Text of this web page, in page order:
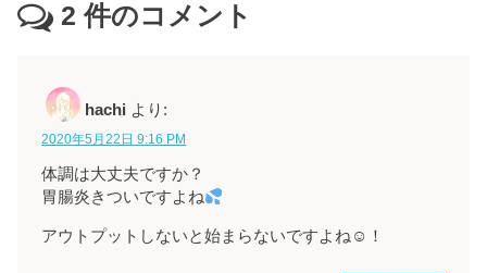
2 件のコメント
hachi より:
2020年5月22日 9:16 PM
体調は大丈夫ですか？
胃腸炎きついですよね
アウトプットしないと始まらないですよね☺︎！